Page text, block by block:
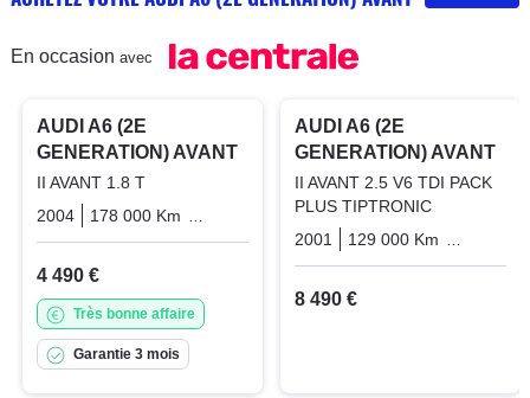
En occasion avec
AUDI A6 (2E
GENERATION) AVANT
II AVANT 1.8 T
2004
178 000 Km Essence
4 490 €
Très bonne affaire
Garantie 3 mois
AUDI A6 (2E
GENERATION) AVANT
II AVANT 2.5 V6 TDI PACK
PLUS TIPTRONIC
2001
129 000 Km
8 490 €